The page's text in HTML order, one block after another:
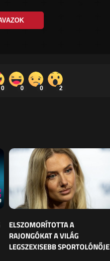
0 0 0 2
ELSZOMORÍTOTTA A
RAJONGÓKAT A VILÁG
LEGSZEXISEBB SPORTOLÓNŐJE